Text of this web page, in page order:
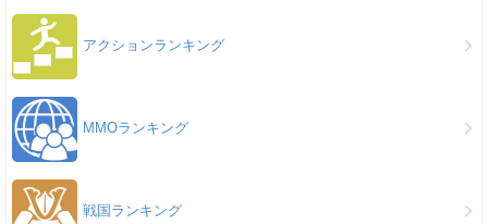
アクションランキング
MMOランキング
戦国ランキング